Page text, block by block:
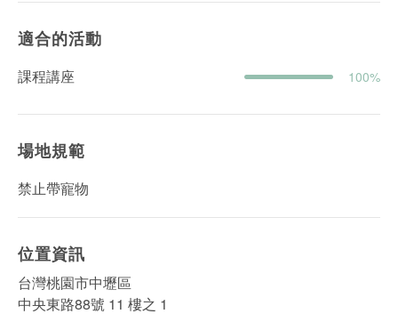
適合的活動
課程講座 100%
場地規範
禁止帶寵物
位置資訊
台灣桃園市中壢區
中央東路88號 11 樓之 1